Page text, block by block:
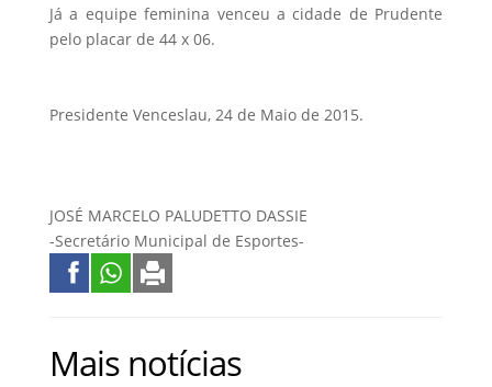
Já a equipe feminina venceu a cidade de Prudente
pelo placar de 44 x 06.
Presidente Venceslau, 24 de Maio de 2015.
JOSÉ MARCELO PALUDETTO DASSIE
-Secretário Municipal de Esportes-
Mais notícias